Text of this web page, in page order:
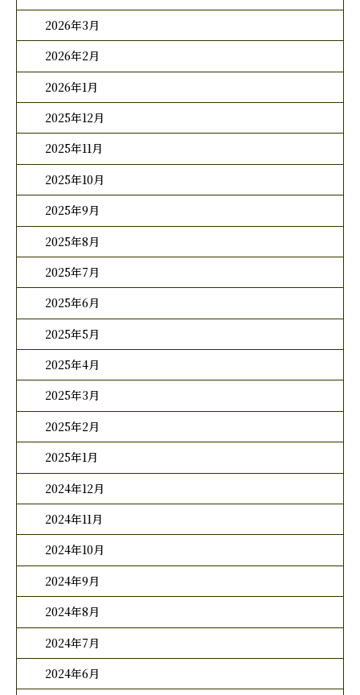
2026年3月
2026年2月
2026年1月
2025年12月
2025年11月
2025年10月
2025年9月
2025年8月
2025年7月
2025年6月
2025年5月
2025年4月
2025年3月
2025年2月
2025年1月
2024年12月
2024年11月
2024年10月
2024年9月
2024年8月
2024年7月
2024年6月